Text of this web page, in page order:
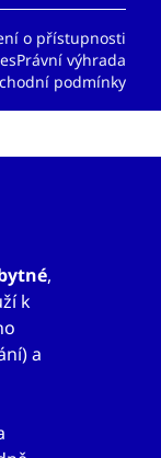
o přístupnosti
Právní výhrada
podmínky
,
k
a